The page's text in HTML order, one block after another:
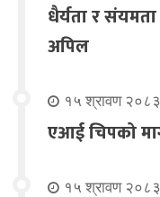
धैर्यता र संयमता
अपिल
१५ श्रावण
एआई चिपको
१५ श्रावण